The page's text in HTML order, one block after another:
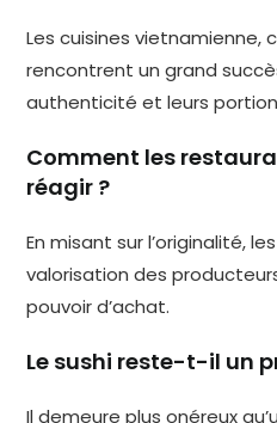
Les cuisines
rencontrent un grand
authenticité et leurs
Comment les
réagir ?
En misant sur l’originalité,
valorisation des
pouvoir d’achat.
Le sushi reste-t-il un
Il demeure plus onéreux